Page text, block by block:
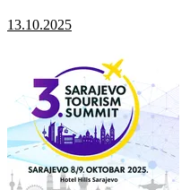
13.10.2025